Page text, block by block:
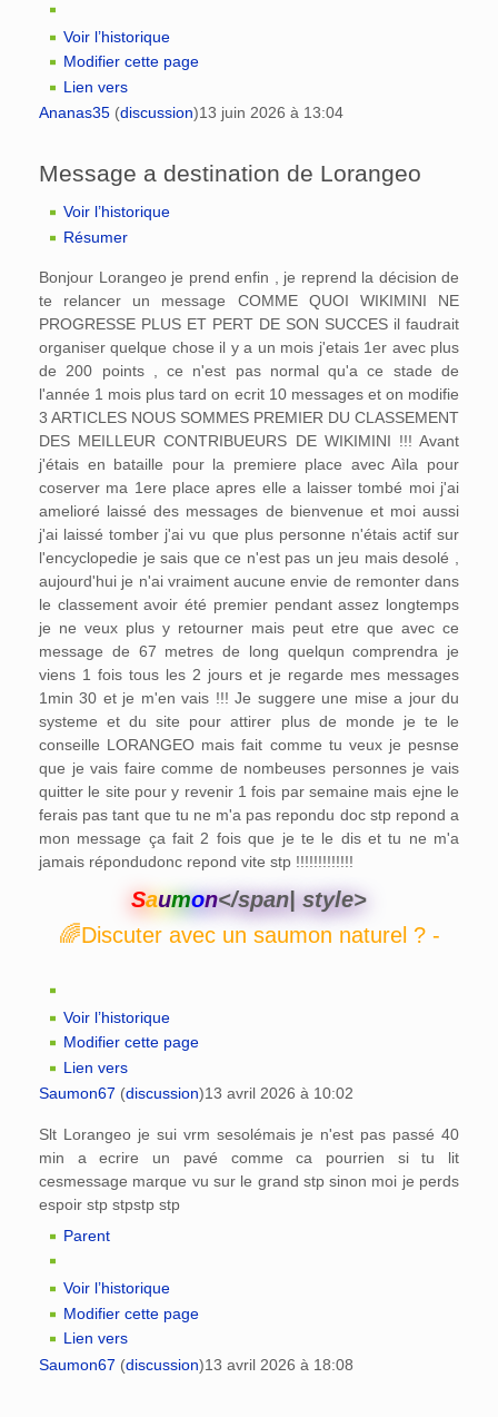
Voir l’historique
Modifier cette page
Lien vers
Ananas35 (discussion)13 juin 2026 à 13:04
Message a destination de Lorangeo
Voir l’historique
Résumer
Bonjour Lorangeo je prend enfin , je reprend la décision de
te relancer un message COMME QUOI WIKIMINI NE
PROGRESSE PLUS ET PERT DE SON SUCCES il faudrait
organiser quelque chose il y a un mois j'etais 1er avec plus
de 200 points , ce n'est pas normal qu'a ce stade de
l'année 1 mois plus tard on ecrit 10 messages et on modifie
3 ARTICLES NOUS SOMMES PREMIER DU CLASSEMENT
DES MEILLEUR CONTRIBUEURS DE WIKIMINI !!! Avant
j'étais en bataille pour la premiere place avec Aìla pour
coserver ma 1ere place apres elle a laisser tombé moi j'ai
amelioré laissé des messages de bienvenue et moi aussi
j'ai laissé tomber j'ai vu que plus personne n'étais actif sur
l'encyclopedie je sais que ce n'est pas un jeu mais desolé ,
aujourd'hui je n'ai vraiment aucune envie de remonter dans
le classement avoir été premier pendant assez longtemps
je ne veux plus y retourner mais peut etre que avec ce
message de 67 metres de long quelqun comprendra je
viens 1 fois tous les 2 jours et je regarde mes messages
1min 30 et je m'en vais !!! Je suggere une mise a jour du
systeme et du site pour attirer plus de monde je te le
conseille LORANGEO mais fait comme tu veux je pesnse
que je vais faire comme de nombeuses personnes je vais
quitter le site pour y revenir 1 fois par semaine mais ejne le
ferais pas tant que tu ne m'a pas repondu doc stp repond a
mon message ça fait 2 fois que je te le dis et tu ne m'a
jamais répondudonc repond vite stp !!!!!!!!!!!!!
Saumon</span| style>
🌈Discuter avec un saumon naturel ? -
Voir l’historique
Modifier cette page
Lien vers
Saumon67 (discussion)13 avril 2026 à 10:02
Slt Lorangeo je sui vrm sesolémais je n'est pas passé 40
min a ecrire un pavé comme ca pourrien si tu lit
cesmessage marque vu sur le grand stp sinon moi je perds
espoir stp stpstp stp
Parent
Voir l’historique
Modifier cette page
Lien vers
Saumon67 (discussion)13 avril 2026 à 18:08